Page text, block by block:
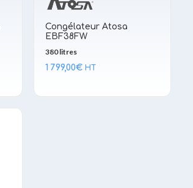
Congélateur Atosa
EBF38FW
380 litres
1 799,00€ HT